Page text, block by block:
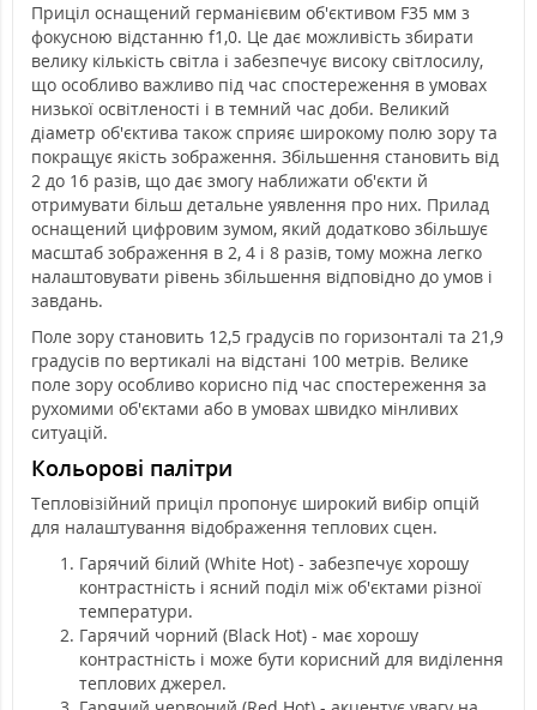
Приціл оснащений германієвим об'єктивом F35 мм з
фокусною відстанню f1,0. Це дає можливість збирати
велику кількість світла і забезпечує високу світлосилу,
що особливо важливо під час спостереження в умовах
низької освітленості і в темний час доби. Великий
діаметр об'єктива також сприяє широкому полю зору та
покращує якість зображення. Збільшення становить від
2 до 16 разів, що дає змогу наближати об'єкти й
отримувати більш детальне уявлення про них. Прилад
оснащений цифровим зумом, який додатково збільшує
масштаб зображення в 2, 4 і 8 разів, тому можна легко
налаштовувати рівень збільшення відповідно до умов і
завдань.
Поле зору становить 12,5 градусів по горизонталі та 21,9
градусів по вертикалі на відстані 100 метрів. Велике
поле зору особливо корисно під час спостереження за
рухомими об'єктами або в умовах швидко мінливих
ситуацій.
Кольорові палітри
Тепловізійний приціл пропонує широкий вибір опцій
для налаштування відображення теплових сцен.
Гарячий білий (White Hot) - забезпечує хорошу
контрастність і ясний поділ між об'єктами різної
температури.
Гарячий чорний (Black Hot) - має хорошу
контрастність і може бути корисний для виділення
теплових джерел.